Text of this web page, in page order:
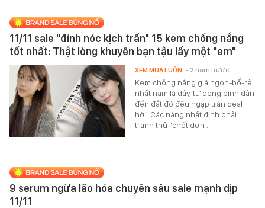
11/11 sale "đỉnh nóc kịch trần" 15 kem chống nắng
tốt nhất: Thật lòng khuyên bạn tậu lấy một "em"
Kem chống nắng giá ngon-bổ-rẻ
nhất năm là đây, từ dòng bình dân
đến đắt đỏ đều ngập tràn deal
hời. Các nàng nhất định phải
tranh thủ "chốt đơn".
XEM MUA LUÔN - 2 năm trước
9 serum ngừa lão hóa chuyên sâu sale mạnh dịp
11/11